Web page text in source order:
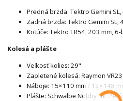
Predná brzda: Tektro Gemini
Zadná brzda: Tektro Gemini
Kotúče: Tektro TR54, 203 mm,
Kolesá a plášte
Veľkosť kolies: 29"
Zapletené kolesá: Raymon
Náboje: 15×110 mm / 12×148
Plášte: Schwalbe Nobby Nic